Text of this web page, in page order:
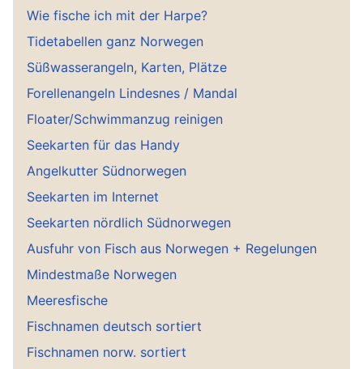
Wie fische ich mit der Harpe?
Tidetabellen ganz Norwegen
Süßwasserangeln, Karten, Plätze
Forellenangeln Lindesnes / Mandal
Floater/Schwimmanzug reinigen
Seekarten für das Handy
Angelkutter Südnorwegen
Seekarten im Internet
Seekarten nördlich Südnorwegen
Ausfuhr von Fisch aus Norwegen + Regelungen
Mindestmaße Norwegen
Meeresfische
Fischnamen deutsch sortiert
Fischnamen norw. sortiert